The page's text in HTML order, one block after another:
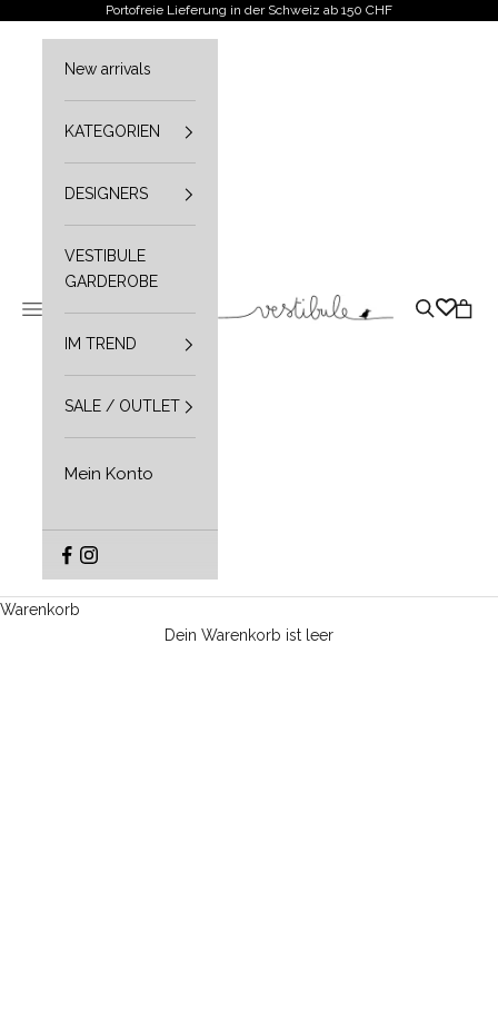
Zum Inhalt springenPortofreie Lieferung in der Schweiz ab 150 CHF
Vestibule
Navigationsmenü öffnen Suche
New arrivals
KATEGORIEN
DESIGNERS
VESTIBULE
GARDEROBE
IM TREND
SALE / OUTLET
Mein Konto
Warenkorb
Dein Warenkorb ist leer